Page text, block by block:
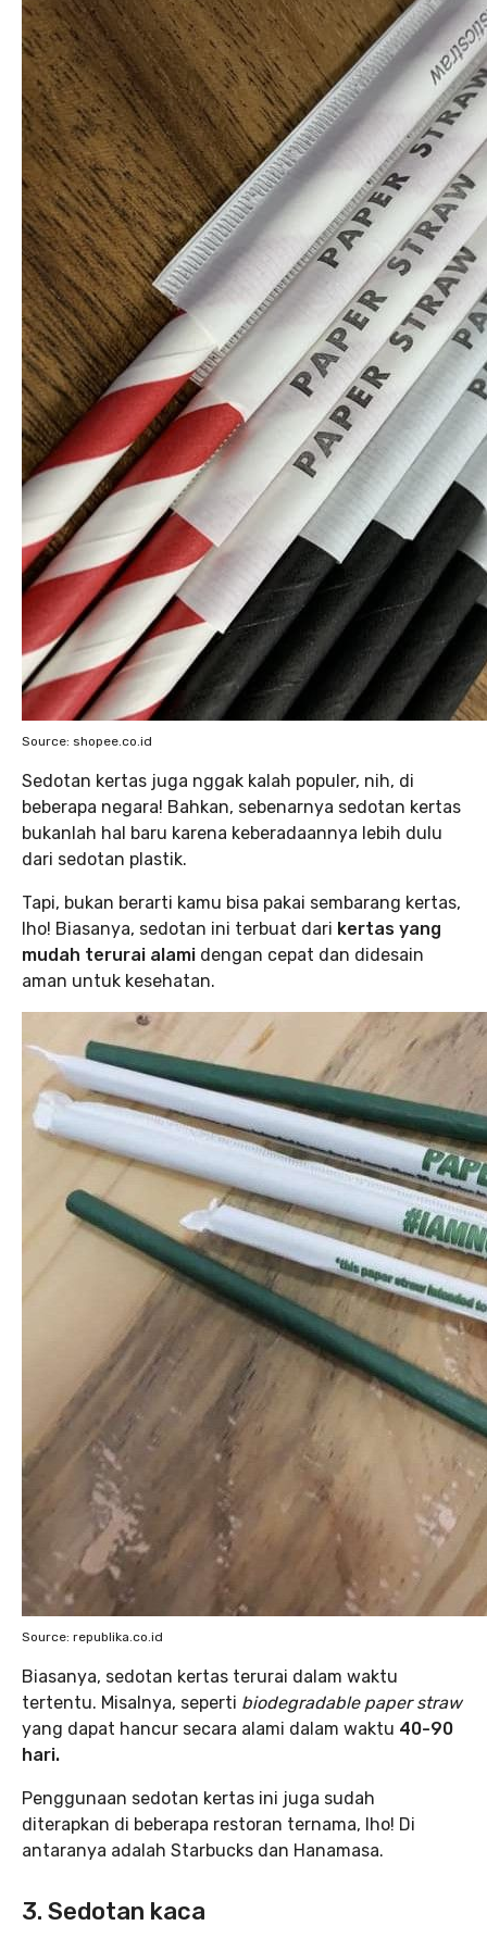
Source: shopee.co.id
Sedotan kertas juga nggak kalah populer, nih, di
beberapa negara! Bahkan, sebenarnya sedotan kertas
bukanlah hal baru karena keberadaannya lebih dulu
dari sedotan plastik.
Tapi, bukan berarti kamu bisa pakai sembarang kertas,
lho! Biasanya, sedotan ini terbuat dari kertas yang
mudah terurai alami dengan cepat dan didesain
aman untuk kesehatan.
Source: republika.co.id
Biasanya, sedotan kertas terurai dalam waktu
tertentu. Misalnya, seperti biodegradable paper straw
yang dapat hancur secara alami dalam waktu 40-90
hari.
Penggunaan sedotan kertas ini juga sudah
diterapkan di beberapa restoran ternama, lho! Di
antaranya adalah Starbucks dan Hanamasa.
3. Sedotan kaca